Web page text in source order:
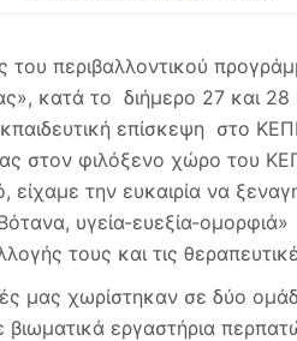
του περιβαλλοντικού
κατά το διήμερο 27 και
επίσκεψη στο
στον φιλόξενο χώρο του
είχαμε την ευκαιρία να
υγεία-ευεξία-
τους και τις
μας χωρίστηκαν σε δύο
εργαστήρια